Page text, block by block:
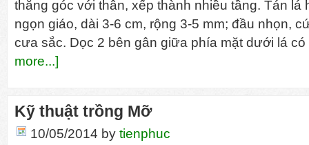
thẳng góc với thân, xếp thành nhiều tầng. Tán lá
ngọn giáo, dài 3-6 cm, rộng 3-5 mm; đầu nhọn,
cưa sắc. Dọc 2 bên gân giữa phía mặt dưới lá
more...]
Kỹ thuật trồng Mỡ
10/05/2014 by tienphuc